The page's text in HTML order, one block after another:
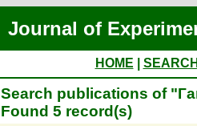
Journal of
HOME
Search publications of
Found 5 record(s)